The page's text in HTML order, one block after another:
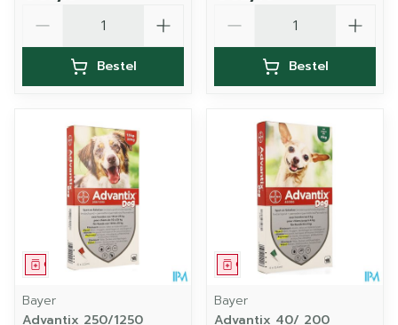
Bestel Bestel
Geneesmiddel
Bayer
Advantix 250/1250
Geneesmiddel
Bayer
Advantix 40/ 200